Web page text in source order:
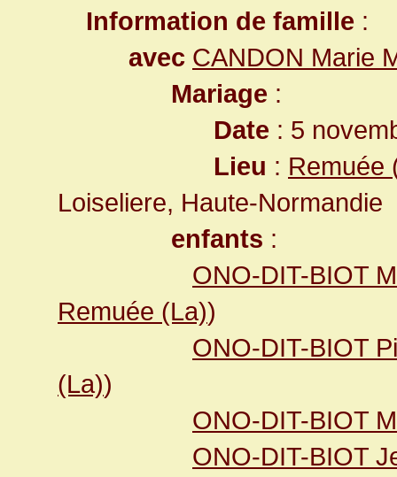
Information de famille :
avec CANDON Marie
Mariage :
Date : 5
Lieu : Remuée
Loiseliere, Haute-Normandie
enfants :
ONO-DIT-BIOT
Remuée (La))
ONO-DIT-BIOT
(La))
ONO-DIT-BIOT
ONO-DIT-BIOT